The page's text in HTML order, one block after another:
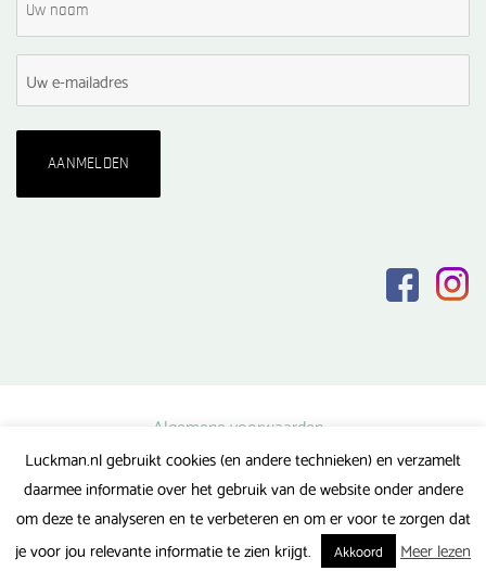
Algemene voorwaarden
Privacy verklaring
Veel gestelde vragen
Luckman.nl gebruikt cookies (en andere technieken) en verzamelt
daarmee informatie over het gebruik van de website onder andere
om deze te analyseren en te verbeteren en om er voor te zorgen dat
je voor jou relevante informatie te zien krijgt.
Akkoord Meer lezen